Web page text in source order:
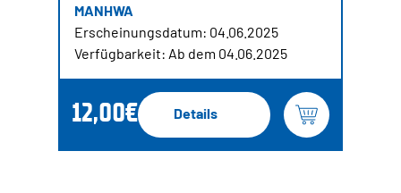
MANHWA
Erscheinungsdatum: 04.06.2025
Verfügbarkeit: Ab dem 04.06.2025
12,00€ Details